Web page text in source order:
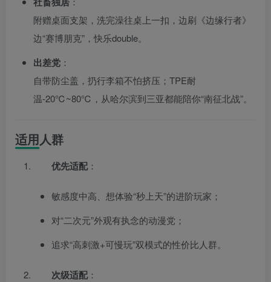
附赠桌面支架，洗完澡往桌上一扣，边刷《边缘行者》
边“赛博朋克”，快乐double。
出差党 ：
自带防尘盖，扔行李箱不怕挤压；TPE耐
温-20℃~80℃，从哈尔滨到三亚都能陪你“南征北战”。
适用人群
优先适配：
敏感度中高、想体验“秒上天”的进阶玩家；
对“二次元”外观有执念的动漫党；
追求“高刺激+可慢玩”双模式的性价比人群。
次级适配：